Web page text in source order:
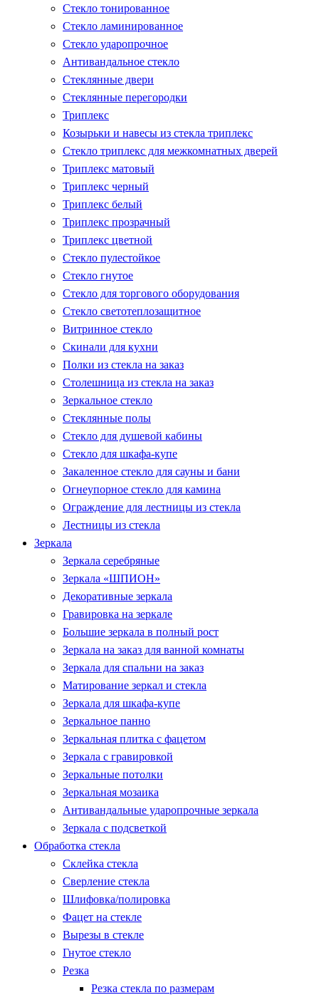
Стекло тонированное
Стекло ламинированное
Стекло ударопрочное
Антивандальное стекло
Стеклянные двери
Стеклянные перегородки
Триплекс
Козырьки и навесы из стекла триплекс
Стекло триплекс для межкомнатных дверей
Триплекс матовый
Триплекс черный
Триплекс белый
Триплекс прозрачный
Триплекс цветной
Стекло пулестойкое
Стекло гнутое
Стекло для торгового оборудования
Стекло светотеплозащитное
Витринное стекло
Скинали для кухни
Полки из стекла на заказ
Столешница из стекла на заказ
Зеркальное стекло
Стеклянные полы
Стекло для душевой кабины
Стекло для шкафа-купе
Закаленное стекло для сауны и бани
Огнеупорное стекло для камина
Ограждение для лестницы из стекла
Лестницы из стекла
Зеркала
Зеркала серебряные
Зеркала «ШПИОН»
Декоративные зеркала
Гравировка на зеркале
Большие зеркала в полный рост
Зеркала на заказ для ванной комнаты
Зеркала для спальни на заказ
Матирование зеркал и стекла
Зеркала для шкафа-купе
Зеркальное панно
Зеркальная плитка с фацетом
Зеркала с гравировкой
Зеркальные потолки
Зеркальная мозаика
Антивандальные ударопрочные зеркала
Зеркала с подсветкой
Обработка стекла
Склейка стекла
Сверление стекла
Шлифовка/полировка
Фацет на стекле
Вырезы в стекле
Гнутое стекло
Резка
Резка стекла по размерам